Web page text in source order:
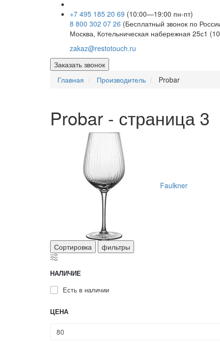
+7 495 185 20 69 (10:00—19:00 пн-пт)
8 800 302 07 26 (Бесплатный звонок по
Москва, Котельническая набережная 25с1
zakaz@restotouch.ru
Заказать звонок
Главная
Производитель Probar
Probar - страница 3
Faulkner
Сортировка фильтры
НАЛИЧИЕ
Есть в наличии
ЦЕНА